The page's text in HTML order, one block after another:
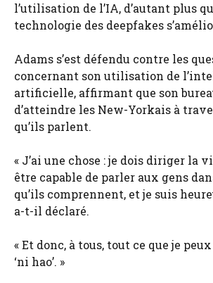
l’utilisation de l’IA, d’autant plus
technologie des deepfakes
Adams s’est défendu contre les
concernant son utilisation de
artificielle, affirmant que son
d’atteindre les New-Yorkais à
qu’ils parlent.
« J’ai une chose : je dois diriger la
être capable de parler aux gens
qu’ils comprennent, et je suis
a-t-il déclaré.
« Et donc, à tous, tout ce que je
‘ni hao’. »